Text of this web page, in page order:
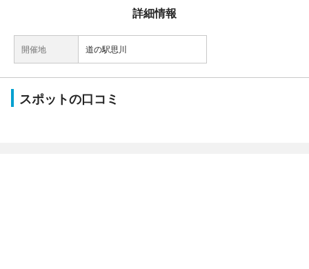
詳細情報
開催地 道の駅思川
スポットの口コミ